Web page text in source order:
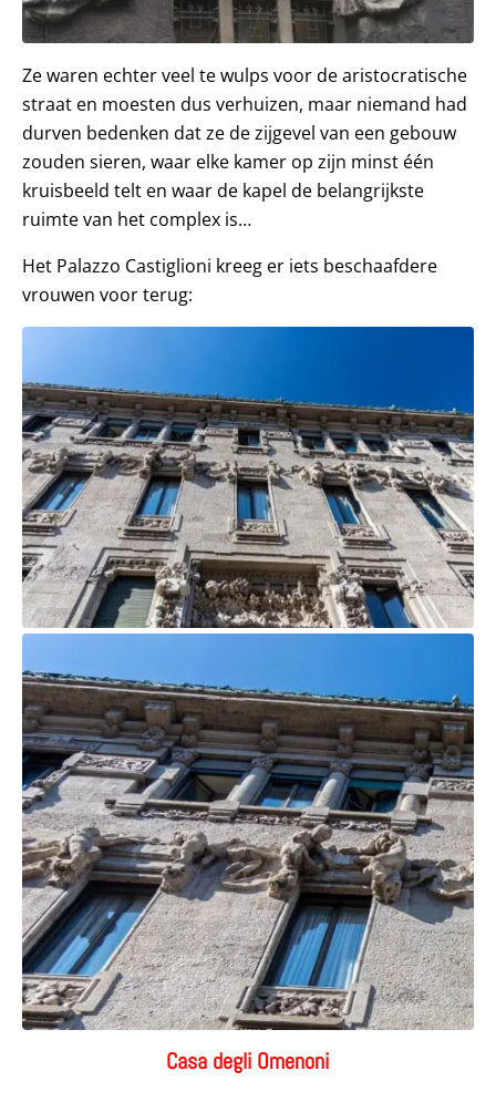
Ze waren echter veel te wulps voor de aristocratische
straat en moesten dus verhuizen, maar niemand had
durven bedenken dat ze de zijgevel van een gebouw
zouden sieren, waar elke kamer op zijn minst één
kruisbeeld telt en waar de kapel de belangrijkste
ruimte van het complex is…
Het Palazzo Castiglioni kreeg er iets beschaafdere
vrouwen voor terug:
Casa degli Omenoni